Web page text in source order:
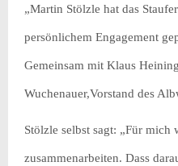
„Martin Stölzle hat das
persönlichem Engagement
Gemeinsam mit Klaus
Wuchenauer,Vorstand des
Stölzle selbst sagt: „Für
zusammenarbeiten. Dass